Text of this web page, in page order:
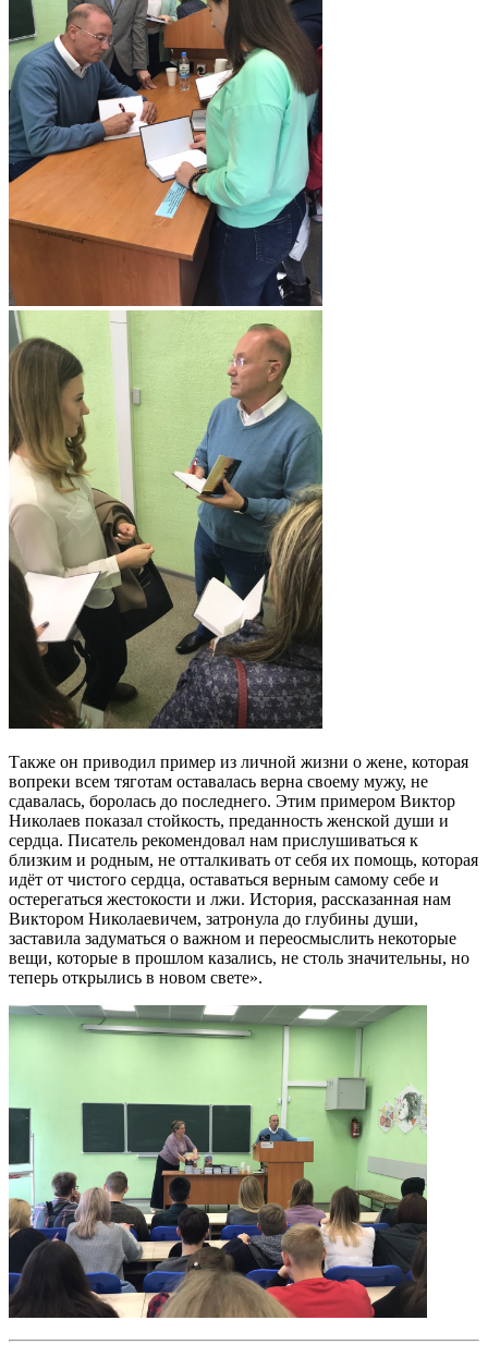
Также он приводил пример из личной жизни о жене, которая
вопреки всем тяготам оставалась верна своему мужу, не
сдавалась, боролась до последнего. Этим примером Виктор
Николаев показал стойкость, преданность женской души и
сердца. Писатель рекомендовал нам прислушиваться к
близким и родным, не отталкивать от себя их помощь, которая
идёт от чистого сердца, оставаться верным самому себе и
остерегаться жестокости и лжи. История, рассказанная нам
Виктором Николаевичем, затронула до глубины души,
заставила задуматься о важном и переосмыслить некоторые
вещи, которые в прошлом казались, не столь значительны, но
теперь открылись в новом свете».